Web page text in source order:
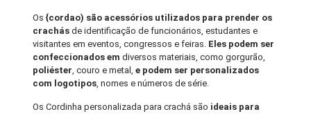
Os {cordao) são acessórios utilizados para prender os
crachás de identificação de funcionários, estudantes e
visitantes em eventos, congressos e feiras. Eles podem ser
confeccionados emdiversos materiais, como gorgurão,
poliéster, couro e metal,e podem ser personalizados
com logotipos, nomes e números de série.
Os Cordinha personalizada para crachá são ideais para